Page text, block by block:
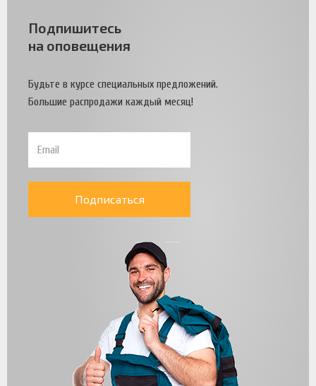
Подпишитесь
на оповещения
Будьте в курсе специальных предложений.
Большие распродажи каждый месяц!
Подписаться